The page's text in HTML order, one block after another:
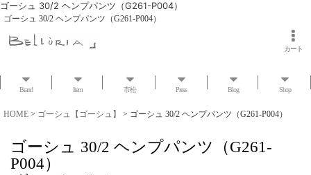
ゴーシュ 30/2 ヘンプパンツ（G261-P004）
ゴーシュ 30/2 ヘンプパンツ（G261-P004）
カート
Brand Item 市松 Press Blog Shop
HOME > ゴーシュ【ゴーシュ】 > ゴーシュ 30/2 ヘンプパンツ（G261-P004）
ゴーシュ 30/2 ヘンプパンツ（G261-
P004）